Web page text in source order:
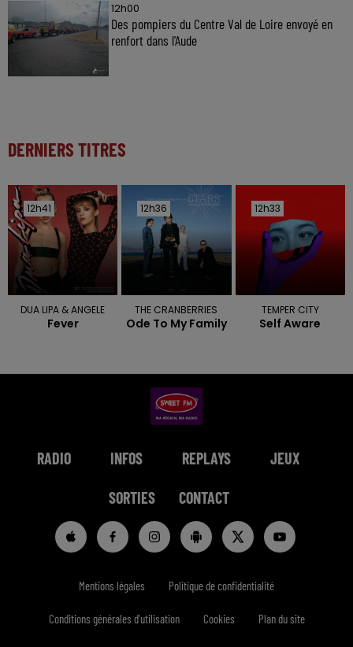
12h00
Des pompiers du Centre Val de Loire envoyé en
renfort dans l'Aude
DERNIERS TITRES
12h41
12h41
DUA LIPA & ANGELE
Fever
12h36
12h36
THE CRANBERRIES
Ode To My Family
12h33
12h33
TEMPER CITY
Self Aware
RADIO INFOS REPLAYS JEUX
SORTIES CONTACT
Mentions légales Politique de confidentialité
Conditions générales d'utilisation Cookies Plan du site